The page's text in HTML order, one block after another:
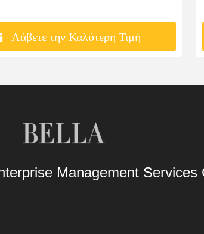
Λάβετε την Καλύτερη Τιμή
Management Services